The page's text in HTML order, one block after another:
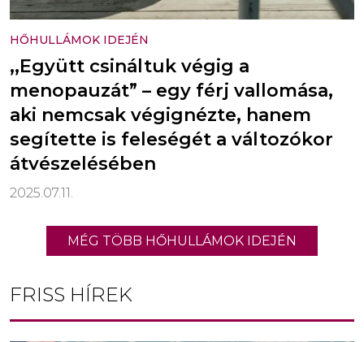
HŐHULLÁMOK IDEJÉN
,,Együtt csináltuk végig a
menopauzát” – egy férj vallomása,
aki nemcsak végignézte, hanem
segítette is feleségét a változókor
átvészelésében
2025.07.11.
MÉG TÖBB HŐHULLÁMOK IDEJÉN
FRISS HÍREK